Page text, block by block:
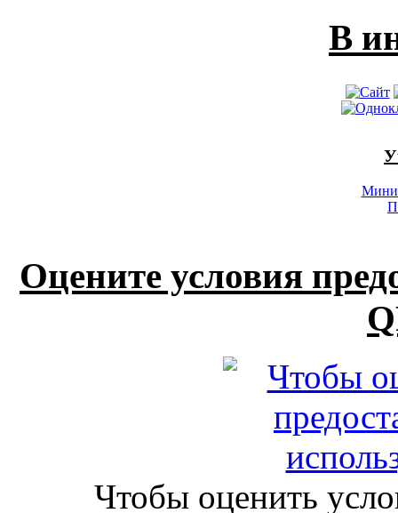
В
Оцените условия
Чтобы оценить